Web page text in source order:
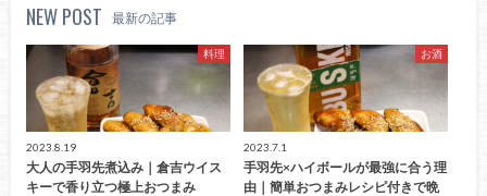
NEW POST 最新の記事
料理
2023.8.19
大人の手羽先煮込み｜倉吉ウイス
キーで香り立つ極上おつまみ
お酒
2023.7.1
手羽先×ハイボールが最強に合う理
由｜簡単おつまみレシピ付きで晩